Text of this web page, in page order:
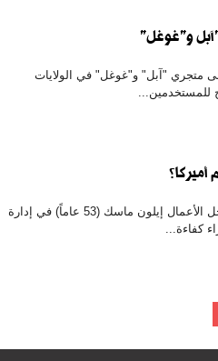
و"غوغل"
متجري "آبل" و"غوغل" في الولايات
للمستخدمين...
سلطت وسائل إعلام أميركية، الضوء على عمل رجل الأعمال إيلون ماسك (53 عاماً) في إدارة
كفاءة...